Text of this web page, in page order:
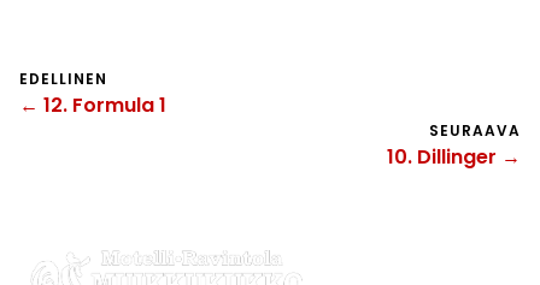
EDELLINEN
← 12. Formula 1
SEURAAVA
10. Dillinger →